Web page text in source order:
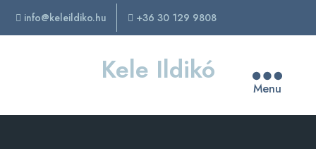
info@keleildiko.hu +36 30 129 9808
Kele Ildikó
Menu